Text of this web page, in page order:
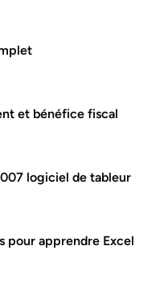
et bénéfice fiscal
logiciel de tableur
pour apprendre Excel